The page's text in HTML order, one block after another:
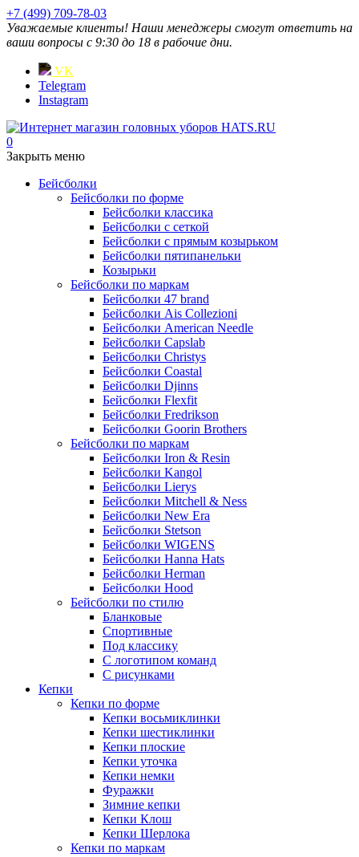
+7 (499) 709-78-03
Уважаемые клиенты! Наши менеджеры смогут ответить на
ваши вопросы с 9:30 до 18 в рабочие дни.
VK
Telegram
Instagram
0
Закрыть меню
Бейсболки
Бейсболки по форме
Бейсболки классика
Бейсболки с сеткой
Бейсболки с прямым козырьком
Бейсболки пятипанельки
Козырьки
Бейсболки по маркам
Бейсболки 47 brand
Бейсболки Ais Collezioni
Бейсболки American Needle
Бейсболки Capslab
Бейсболки Christys
Бейсболки Coastal
Бейсболки Djinns
Бейсболки Flexfit
Бейсболки Fredrikson
Бейсболки Goorin Brothers
Бейсболки по маркам
Бейсболки Iron & Resin
Бейсболки Kangol
Бейсболки Lierys
Бейсболки Mitchell & Ness
Бейсболки New Era
Бейсболки Stetson
Бейсболки WIGENS
Бейсболки Hanna Hats
Бейсболки Herman
Бейсболки Hood
Бейсболки по стилю
Бланковые
Спортивные
Под классику
С логотипом команд
С рисунками
Кепки
Кепки по форме
Кепки восьмиклинки
Кепки шестиклинки
Кепки плоские
Кепки уточка
Кепки немки
Фуражки
Зимние кепки
Кепки Клош
Кепки Шерлока
Кепки по маркам